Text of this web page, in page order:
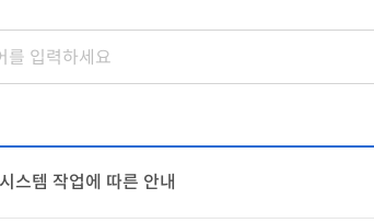
스템 작업에 따른 안내